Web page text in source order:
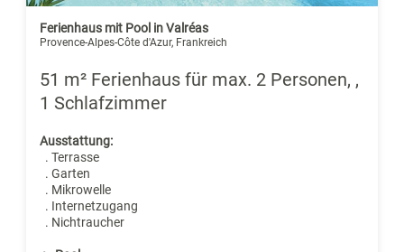
Ferienhaus mit Pool in Valréas
Provence-Alpes-Côte d'Azur, Frankreich
51 m² Ferienhaus für max. 2 Personen, ,
1 Schlafzimmer
Ausstattung:
. Terrasse
. Garten
. Mikrowelle
. Internetzugang
. Nichtraucher